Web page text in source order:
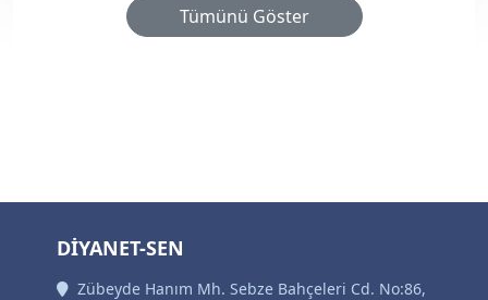
Tümünü Göster
DİYANET-SEN
Zübeyde Hanım Mh. Sebze Bahçeleri Cd. No:86,